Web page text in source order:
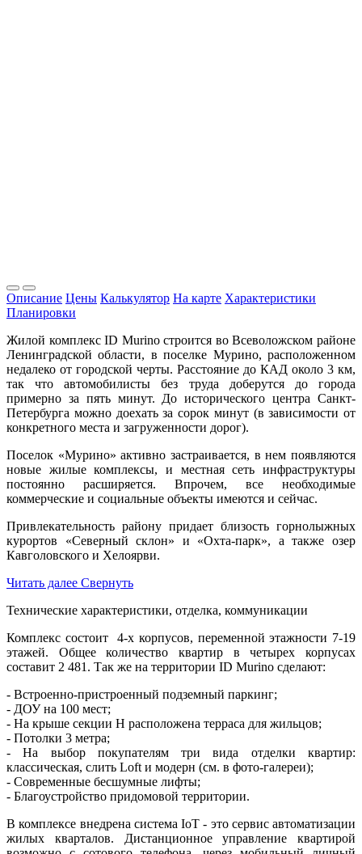
Описание Цены Калькулятор На карте Характеристики
Планировки
Жилой комплекс ID Murino строится во Всеволожском районе
Ленинградской области, в поселке Мурино, расположенном
недалеко от городской черты. Расстояние до КАД около 3 км,
так что автомобилисты без труда доберутся до города
примерно за пять минут. До исторического центра Санкт-
Петербурга можно доехать за сорок минут (в зависимости от
конкретного места и загруженности дорог).
Поселок «Мурино» активно застраивается, в нем появляются
новые жилые комплексы, и местная сеть инфраструктуры
постоянно расширяется. Впрочем, все необходимые
коммерческие и социальные объекты имеются и сейчас.
Привлекательность району придает близость горнолыжных
курортов «Северный склон» и «Охта-парк», а также озер
Кавголовского и Хелоярви.
Читать далее Свернуть
Технические характеристики, отделка, коммуникации
Комплекс состоит 4-х корпусов, переменной этажности 7-19
этажей. Общее количество квартир в четырех корпусах
составит 2 481. Так же на территории ID Murino сделают:
- Встроенно-пристроенный подземный паркинг;
- ДОУ на 100 мест;
- На крыше секции Н расположена терраса для жильцов;
- Потолки 3 метра;
- На выбор покупателям три вида отделки квартир:
классическая, слить Loft и модерн (см. в фото-галереи);
- Современные бесшумные лифты;
- Благоустройство придомовой территории.
В комплексе внедрена система IoT - это сервис автоматизации
жилых кварталов. Дистанционное управление квартирой